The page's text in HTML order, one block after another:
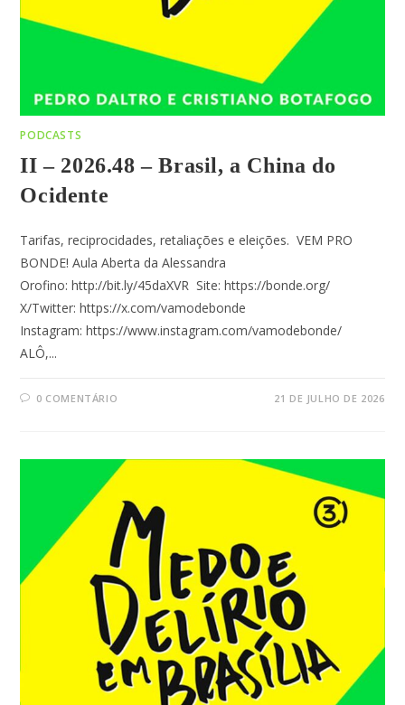
PODCASTS
II – 2026.48 – Brasil, a China do
Ocidente
Tarifas, reciprocidades, retaliações e eleições. VEM PRO
BONDE! Aula Aberta da Alessandra
Orofino: http://bit.ly/45daXVR Site: https://bonde.org/
X/Twitter: https://x.com/vamodebonde
Instagram: https://www.instagram.com/vamodebonde/
ALÔ,...
0 COMENTÁRIO 21 DE JULHO DE 2026